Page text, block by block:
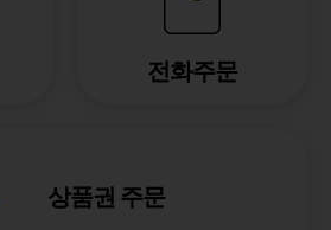
전화주문
상품권 주문